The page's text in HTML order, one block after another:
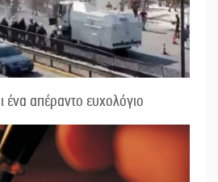
ένα απέραντο ευχολόγιο